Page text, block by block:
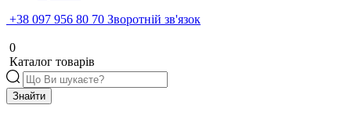
+38 097 956 80 70 Зворотній зв'язок
0
Каталог товарів
Знайти